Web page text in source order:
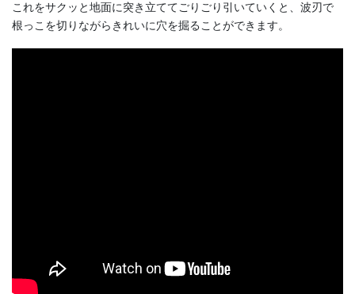
これをサクッと地面に突き立ててごりごり引いていくと、波刃で
根っこを切りながらきれいに穴を掘ることができます。